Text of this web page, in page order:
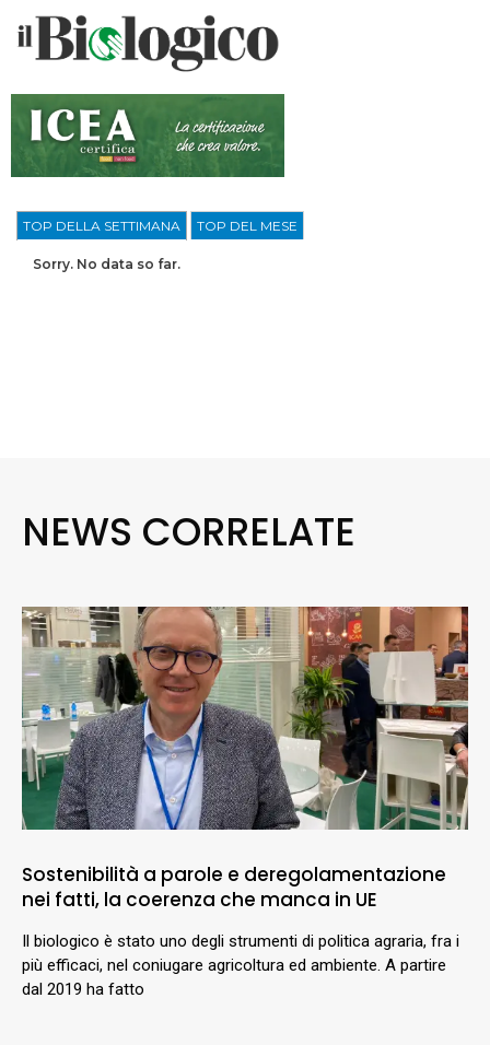
TOP DELLA SETTIMANA TOP DEL MESE
Sorry. No data so far.
NEWS CORRELATE
Sostenibilità a parole e deregolamentazione
nei fatti, la coerenza che manca in UE
Il biologico è stato uno degli strumenti di politica agraria, fra i
più efficaci, nel coniugare agricoltura ed ambiente. A partire
dal 2019 ha fatto